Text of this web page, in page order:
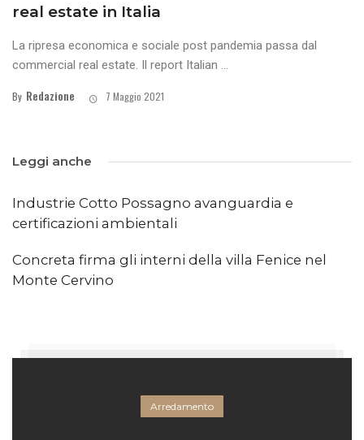
real estate in Italia
La ripresa economica e sociale post pandemia passa dal
commercial real estate. Il report Italian ...
By Redazione 7 Maggio 2021
Leggi anche
Industrie Cotto Possagno avanguardia e
certificazioni ambientali
Concreta firma gli interni della villa Fenice nel
Monte Cervino
Arredamento